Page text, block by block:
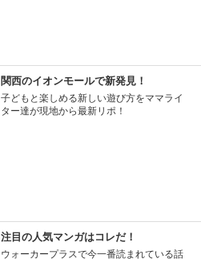
関西のイオンモールで新発見！
子どもと楽しめる新しい遊び方をママライ
ター達が現地から最新リポ！
注目の人気マンガはコレだ！
ウォーカープラスで今一番読まれている話